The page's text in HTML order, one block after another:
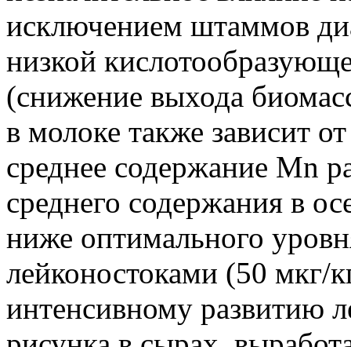
исключением штаммов
низкой
(снижение выхода
в молоке также зависит
среднее содержание Mn
среднего содержания в
ниже оптимального
лейконостоками (50 мкг/
интенсивному развитию